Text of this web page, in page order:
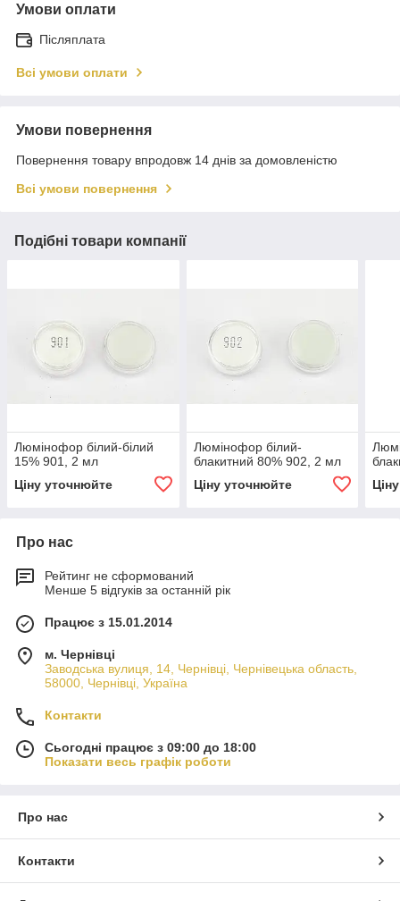
Умови оплати
Післяплата
Всі умови оплати
Умови повернення
Повернення товару впродовж 14 днів за домовленістю
Всі умови повернення
Подібні товари компанії
Люмінофор білий-білий
15% 901, 2 мл
Ціну уточнюйте
Люмінофор білий-
блакитний 80% 902, 2 мл
Ціну уточнюйте
Про нас
Рейтинг не сформований
Менше 5 відгуків за останній рік
Працює з 15.01.2014
м. Чернівці
Заводська вулиця, 14, Чернівці, Чернівецька область,
58000, Чернівці, Україна
Контакти
Сьогодні працює з 09:00 до 18:00
Показати весь графік роботи
Про нас
Контакти